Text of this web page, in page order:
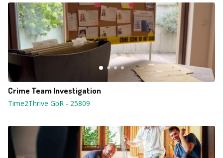
Crime Team Investigation
Time2Thrive GbR - 25809